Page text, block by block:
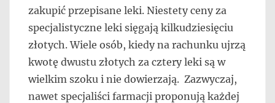
zakupić przepisane leki. Niestety ceny za
specjalistyczne leki sięgają kilkudziesięciu
złotych. Wiele osób, kiedy na rachunku ujrzą
kwotę dwustu złotych za cztery leki są w
wielkim szoku i nie dowierzają. Zazwyczaj,
nawet specjaliści farmacji proponują każdej